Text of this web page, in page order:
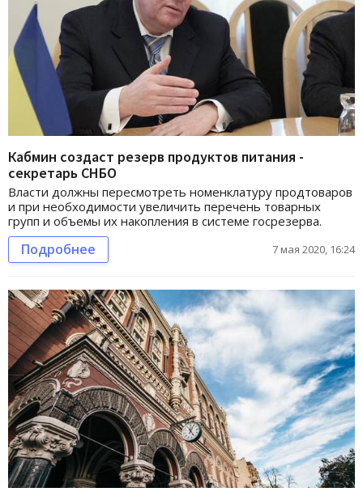
Кабмин создаст резерв продуктов питания -
секретарь СНБО
Власти должны пересмотреть номенклатуру продтоваров
и при необходимости увеличить перечень товарных
групп и объемы их накопления в системе госрезерва.
Подробнее 7 мая 2020, 16:24